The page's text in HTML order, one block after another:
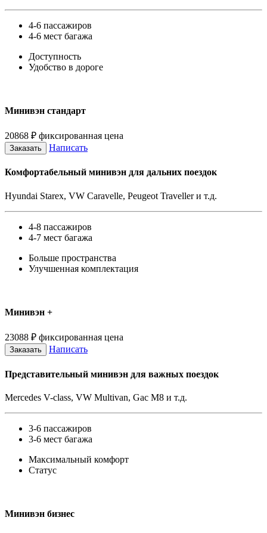
4-6 пассажиров
4-6 мест багажа
Доступность
Удобство в дороге
Минивэн стандарт
20868 ₽ фиксированная цена
Заказать Написать
Комфортабельный минивэн для дальних поездок
Hyundai Starex, VW Caravelle, Peugeot Traveller и т.д.
4-8 пассажиров
4-7 мест багажа
Больше пространства
Улучшенная комплектация
Минивэн +
23088 ₽ фиксированная цена
Заказать Написать
Представительный минивэн для важных поездок
Mercedes V-class, VW Multivan, Gac M8 и т.д.
3-6 пассажиров
3-6 мест багажа
Максимальный комфорт
Статус
Минивэн бизнес